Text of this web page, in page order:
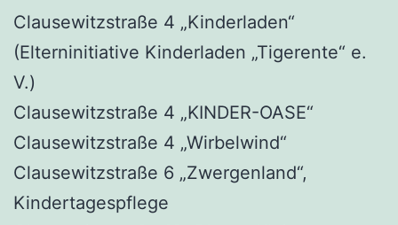
Clausewitzstraße 4 „Kinderladen“
(Elterninitiative Kinderladen „Tigerente“ e.
V.)
Clausewitzstraße 4 „KINDER-OASE“
Clausewitzstraße 4 „Wirbelwind“
Clausewitzstraße 6 „Zwergenland“,
Kindertagespflege